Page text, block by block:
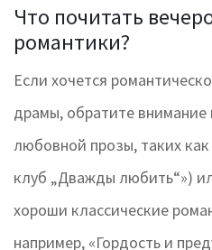
Что почитать
романтики?
Если хочется
драмы, обратите внимание
любовной прозы, таких
клуб „Дважды любить“»)
хороши классические
например, «Гордость и